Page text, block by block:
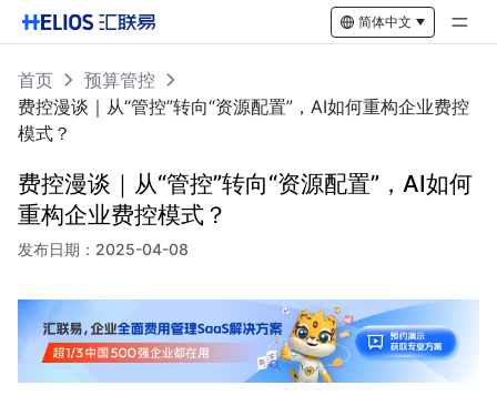
简体中文
首页
预算管控
费控漫谈｜从“管控”转向“资源配置”，AI如何重构企业费控
模式？
费控漫谈｜从“管控”转向“资源配置”，AI如何
重构企业费控模式？
发布日期： 2025-04-08